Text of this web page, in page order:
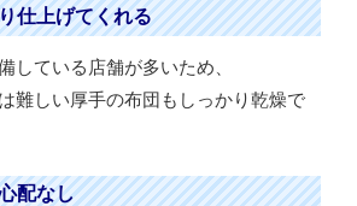
仕上げてくれる
している店舗が多いため、
難しい厚手の布団もしっかり乾燥で
配なし